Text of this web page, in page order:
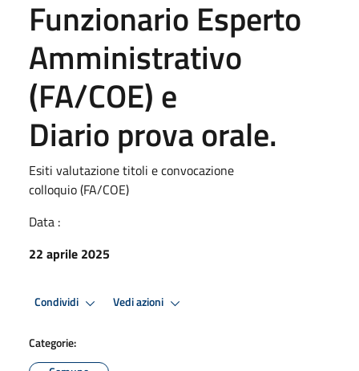
Funzionario Esperto
Amministrativo
(FA/COE) e
Diario prova orale.
Esiti valutazione titoli e convocazione
colloquio (FA/COE)
Data :
22 aprile 2025
Condividi Vedi azioni
Categorie: